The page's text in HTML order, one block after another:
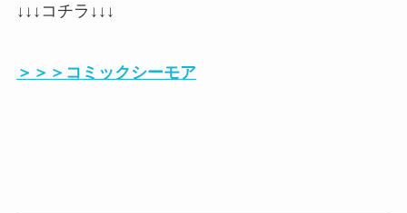
↓↓↓コチラ↓↓↓
＞＞＞コミックシーモア